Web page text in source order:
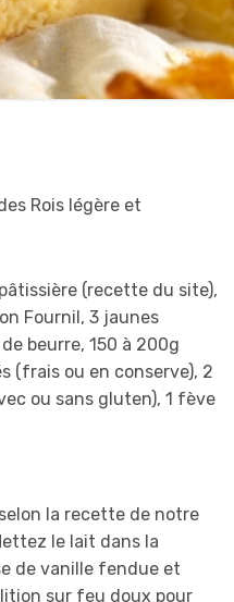
Rois légère et
(recette du site),
Fournil, 3 jaunes
beurre, 150 à 200g
(frais ou en conserve), 2
ou sans gluten), 1 fève
la recette de notre
le lait dans la
de vanille fendue et
sur feu doux pour